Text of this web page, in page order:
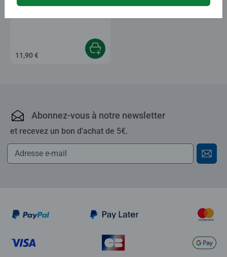
GraviTrax Extensions
11,90 €
Abonnez-vous à notre newsletter
et recevez un bon d'achat de 5€.